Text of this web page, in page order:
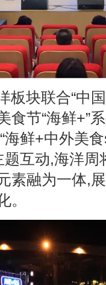
板块联合“中
食节“海鲜+”
海鲜+中外美
题互动,海洋
素融为一体,
。